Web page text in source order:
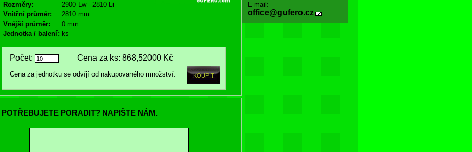
Rozměry:
2900 Lw - 2810 Li
Vnitřní průměr:
2810 mm
Vnější průměr:
0 mm
Jednotka / balení: ks
Počet: Cena za ks: 868,52000 Kč
Cena za jednotku se odvíjí od nakupovaného množství.
POTŘEBUJETE PORADIT? NAPIŠTE NÁM.
E-mail:
office@gufero.cz